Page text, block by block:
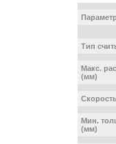
Параметр
Тип
Макс.
(мм)
Мин.
(мм)